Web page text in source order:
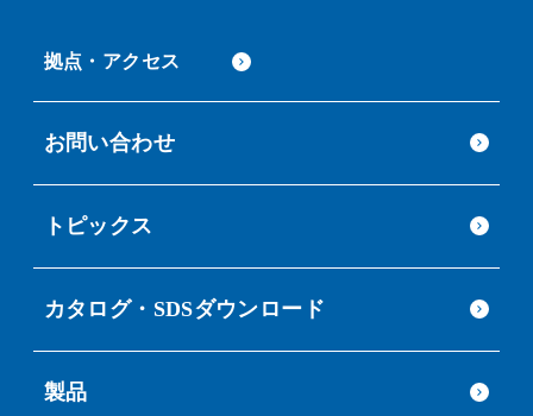
拠点・アクセス
お問い合わせ
トピックス
カタログ・SDSダウンロード
製品